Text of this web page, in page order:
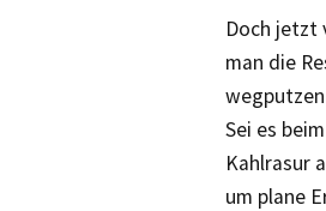
Doch jetzt
man die
Sei es
Kahlrasur
um plane